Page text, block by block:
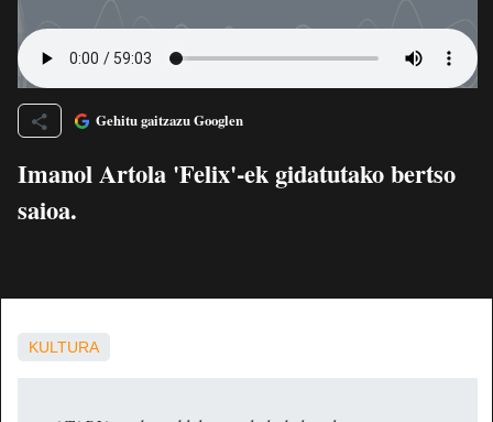
Gehitu gaitzazu Googlen
Imanol Artola 'Felix'-ek gidatutako bertso
saioa.
KULTURA